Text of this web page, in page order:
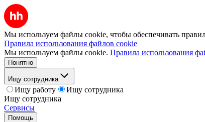
Мы используем файлы cookie, чтобы обеспечивать
Правила использования файлов cookie
Мы используем файлы cookie. Правила использования
Понятно
Ищу сотрудника
Ищу работу
Ищу сотрудника
Ищу сотрудника
Сервисы
Помощь